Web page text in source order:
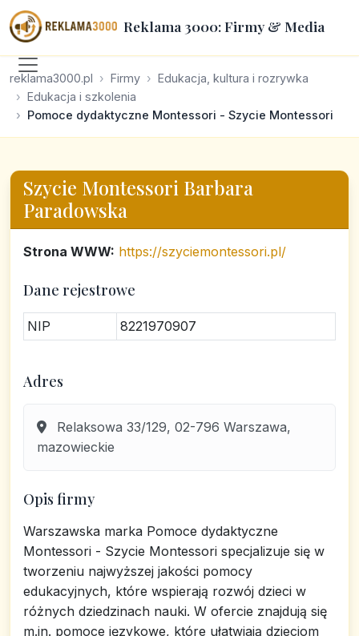
Reklama 3000: Firmy & Media
reklama3000.pl Firmy
Edukacja, kultura i rozrywka
Edukacja i szkolenia
Pomoce dydaktyczne Montessori - Szycie Montessori
Szycie Montessori Barbara
Paradowska
Strona WWW: https://szyciemontessori.pl/
Dane rejestrowe
NIP 8221970907
Adres
Relaksowa 33/129, 02-796 Warszawa,
mazowieckie
Opis firmy
Warszawska marka Pomoce dydaktyczne
Montessori - Szycie Montessori specjalizuje się w
tworzeniu najwyższej jakości pomocy
edukacyjnych, które wspierają rozwój dzieci w
różnych dziedzinach nauki. W ofercie znajdują się
m.in. pomoce językowe, które ułatwiają dzieciom